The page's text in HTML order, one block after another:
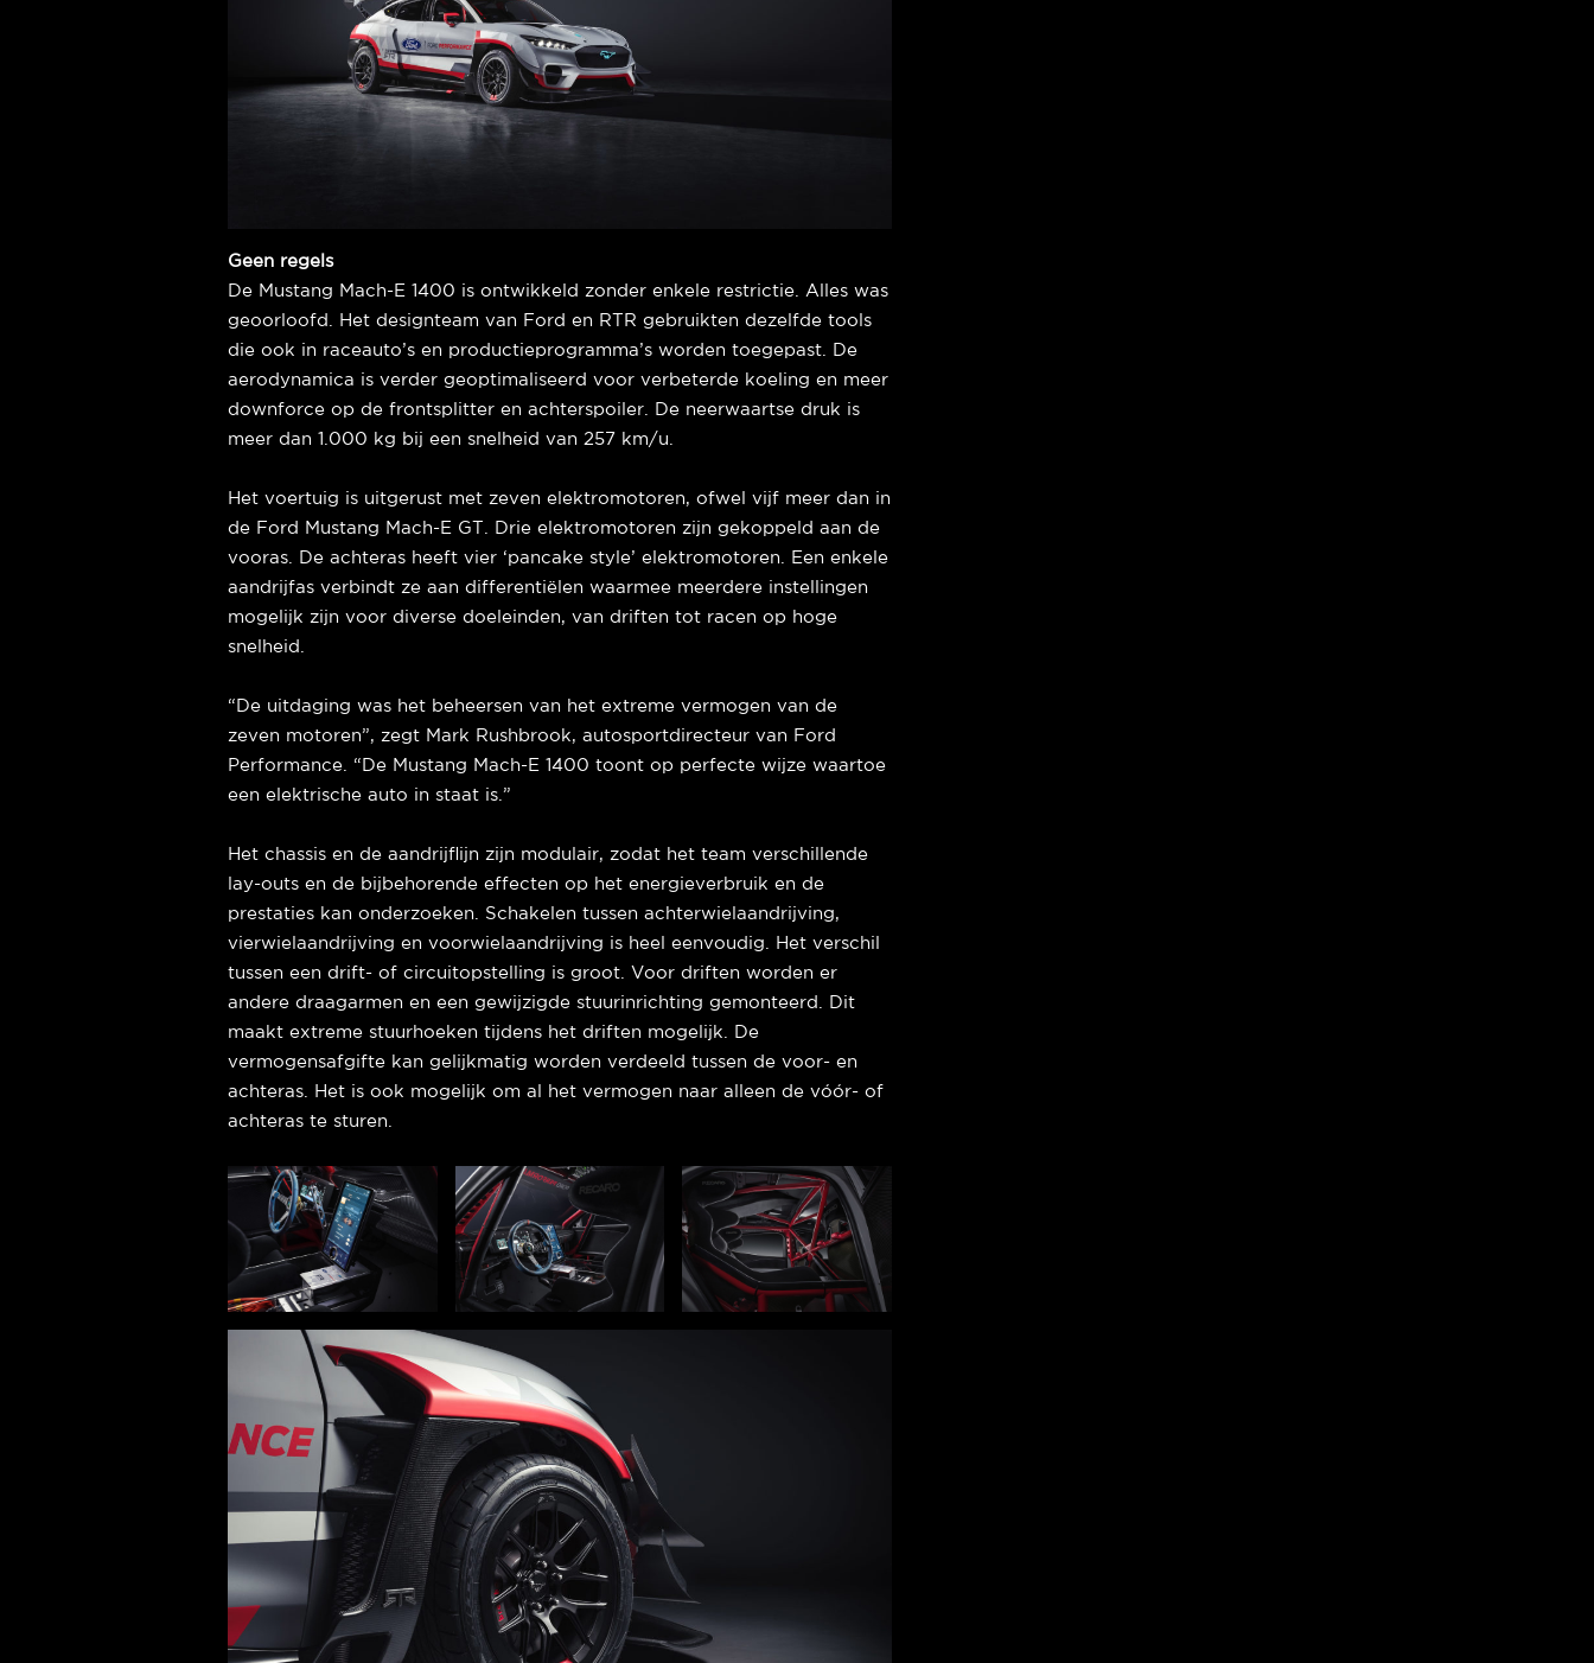
Geen regels
De Mustang Mach-E 1400 is ontwikkeld zonder enkele restrictie. Alles was
geoorloofd. Het designteam van Ford en RTR gebruikten dezelfde tools
die ook in raceauto’s en productieprogramma’s worden toegepast. De
aerodynamica is verder geoptimaliseerd voor verbeterde koeling en meer
downforce op de frontsplitter en achterspoiler. De neerwaartse druk is
meer dan 1.000 kg bij een snelheid van 257 km/u.
Het voertuig is uitgerust met zeven elektromotoren, ofwel vijf meer dan in
de Ford Mustang Mach-E GT. Drie elektromotoren zijn gekoppeld aan de
vooras. De achteras heeft vier ‘pancake style’ elektromotoren. Een enkele
aandrijfas verbindt ze aan differentiëlen waarmee meerdere instellingen
mogelijk zijn voor diverse doeleinden, van driften tot racen op hoge
snelheid.
“De uitdaging was het beheersen van het extreme vermogen van de
zeven motoren”, zegt Mark Rushbrook, autosportdirecteur van Ford
Performance. “De Mustang Mach-E 1400 toont op perfecte wijze waartoe
een elektrische auto in staat is.”
Het chassis en de aandrijflijn zijn modulair, zodat het team verschillende
lay-outs en de bijbehorende effecten op het energieverbruik en de
prestaties kan onderzoeken. Schakelen tussen achterwielaandrijving,
vierwielaandrijving en voorwielaandrijving is heel eenvoudig. Het verschil
tussen een drift- of circuitopstelling is groot. Voor driften worden er
andere draagarmen en een gewijzigde stuurinrichting gemonteerd. Dit
maakt extreme stuurhoeken tijdens het driften mogelijk. De
vermogensafgifte kan gelijkmatig worden verdeeld tussen de voor- en
achteras. Het is ook mogelijk om al het vermogen naar alleen de vóór- of
achteras te sturen.